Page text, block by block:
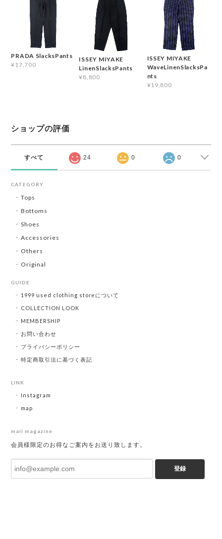
PRADA SlacksPants
¥17,700
ISSEY MIYAKE
LinenSlacksPants
¥8,800
ISSEY MIYAKE
WaveLinenSlacksPa
nts
¥19,800
ショップの評価
すべて 24 0 0
CATEGORY
Tops
Bottoms
Shoes
Accessories
Others
Original
GUIDE
1999 used clothing storeについて
COLLECTION LOOK
MEMBERSHIP
お問い合わせ
プライバシーポリシー
特定商取引法に基づく表記
LINK
Instagram
map
mail magazine
会員様限定のお得なご案内をお送り致します。
登録